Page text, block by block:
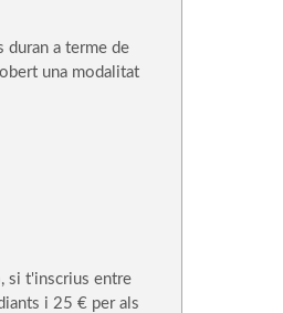
duran a terme de
una modalitat
si t'inscrius entre
i 25 € per als